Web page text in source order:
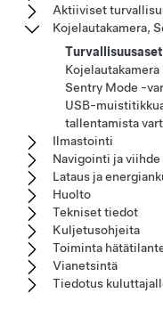
Aktiiviset
Kojelautakamera,
Kojelautakamera
Sentry Mode -
USB-
tallentamista
Ilmastointi
Navigointi ja viihde
Lataus ja
Huolto
Tekniset tiedot
Kuljetusohjeita
Toiminta
Vianetsintä
Tiedotus